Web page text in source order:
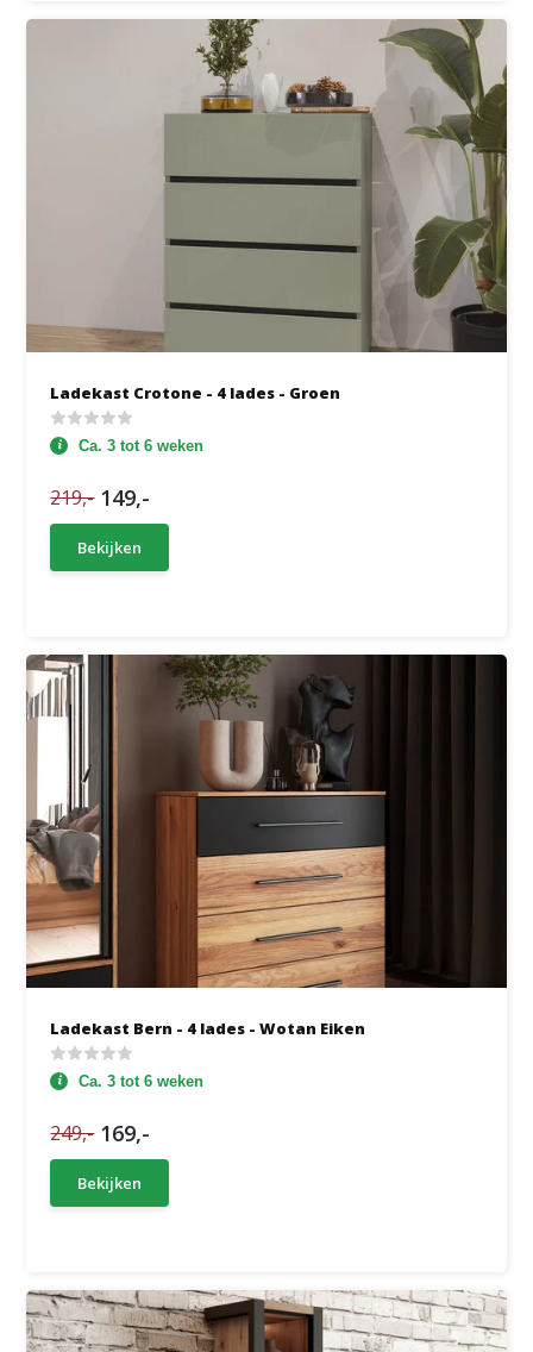
Ladekast Crotone - 4 lades - Groen
Ca. 3 tot 6 weken
219,- 149,-
Bekijken
Ladekast Bern - 4 lades - Wotan Eiken
Ca. 3 tot 6 weken
249,- 169,-
Bekijken